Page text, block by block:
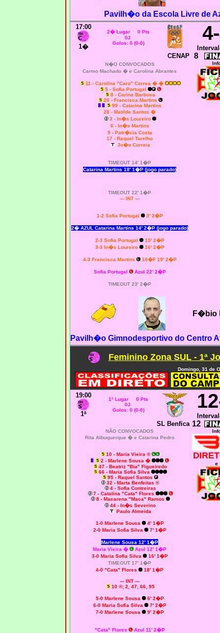
Pavilh�o da Escola Livre de
17:00
1�
2� Lugar 0 Pts
0J
Golos: 0 (0-0)
CENAP
8
N�O CONVOCADOS
Carmo Machado � e Carolina Abrantes
11 - Carolina "Caro" Correa � �
5 - Sofia Portugal
8 - Carina Barbosa
20 - Francisca Martins
99 - Catarina Martins
28 - Matilde Santos �
3 - In�s Loureiro
6 - In�s Martins
9 - Patr�cia Costa
17 - Raquel Tarelho
Jo�o Correia
TIMEOUT 14' 1�P
Catarina Martins 18' 1�P (jogo parado)
TIMEOUT 22' 1�P
--- INT ---
1-2 Sofia Portugal 3' 2�P
2� AZUL Catarina Martins 14' 2�P (jogo parado)
2-3 Sofia Portugal
15' 2�P
3-3 In�s Loureiro
16' 2�P
4-3 Francisca Martins 10�F 19' 2�P
Sofia Portugal Azul 22' 2�P
TIMEOUT 23' 2�P
F�bio
Pavilh�o Gimnodesportivo do Centro
Feminino Zona SUL - 1ª
Domingo, 31 de
19:00
1ª
1º Lugar 0 Pts
0J
Golos: 0 (0-0)
SL Benfica 12
NÃO CONVOCADOS
Rita Albuquerque � e Catarina Pedro
10 - Maria Vieira ®
2 - Marlene Sousa �
47 - Beatriz "Bia" Figueiredo
66 - Maria Sofia Silva
95 - Raquel Santos
32 - Marta Benfeitas ®
4 - Sofia Contreiras
7 - Catalina "Cata" Flores
8 - Macarena "Maca" Ramos
44 - In�s Severino
Paulo Almeida
1-0 Marlene Sousa
4' 1�P
2-0 Maria Sofia Silva
7' 1�P
Marlene Sousa 12' 1�P
Maria Vieira �
Azul 12' 1�P
3-0 Maria Sofia Silva
16' 1�P
TIMEOUT 17' 1�P
4-0 "Cata" Flores
18' 1�P
--- INT ---
10 ®; 2, 47, 66, 95
5-0 Marlene Sousa
6' 2�P
6-0 Maria Sofia Silva
7' 2�P
7-0 Marlene Sousa
9' 2�P
"Cata" Flores
Azul 11' 2�P
e